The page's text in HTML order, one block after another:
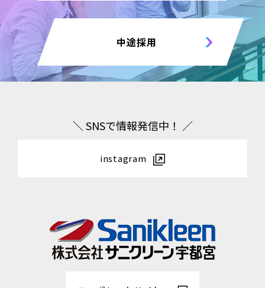
中途採用
＼ SNSで情報発信中！ ／
instagram